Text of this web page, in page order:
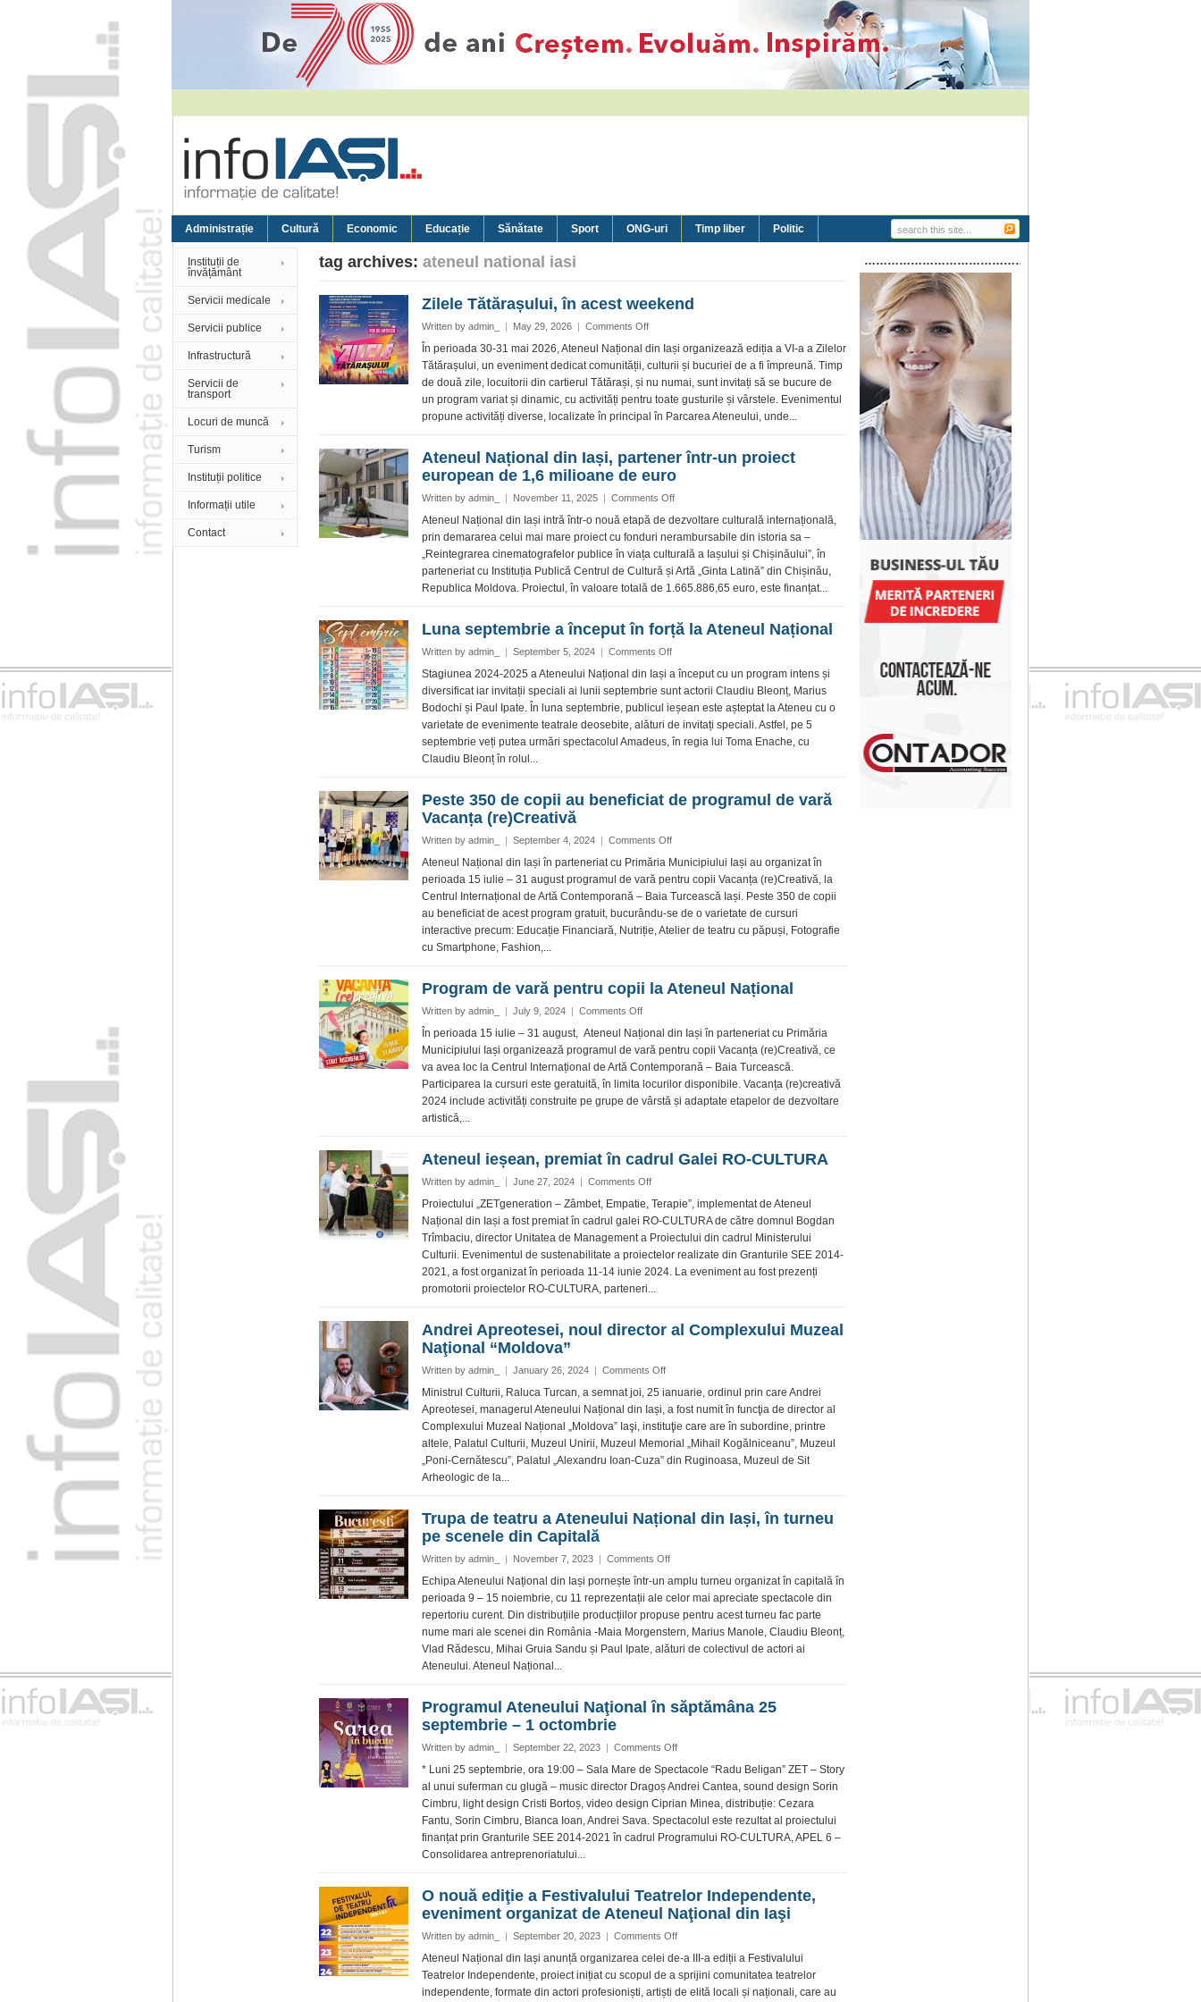
Administrație Cultură Economic Educație Sănătate Sport ONG-uri Timp liber Politic
Instituții de
învățământ
Servicii medicale
Servicii publice
Infrastructură
Servicii de
transport
Locuri de muncă
Turism
Instituții politice
Informații utile
Contact
tag archives: ateneul national iasi
Zilele Tătărașului, în acest weekend
Written by admin_ | May 29, 2026 | Comments Offon
Tătărașului,
în
acest
weekend
În perioada 30-31 mai 2026, Ateneul Național din Iași organizează ediția a VI-a a Zilelor
Tătărașului, un eveniment dedicat comunității, culturii și bucuriei de a fi împreună. Timp
de două zile, locuitorii din cartierul Tătărași, și nu numai, sunt invitați să se bucure de
un program variat și dinamic, cu activități pentru toate gusturile și vârstele. Evenimentul
propune activități diverse, localizate în principal în Parcarea Ateneului, unde...
Ateneul Național din Iași, partener într-un proiect
european de 1,6 milioane de euro
Written by admin_ | November 11, 2025 | Comments Offon
Național
din
Iași,
partener
într-
european
milioane
de
euro
Ateneul Național din Iași intră într-o nouă etapă de dezvoltare culturală internațională,
prin demararea celui mai mare proiect cu fonduri nerambursabile din istoria sa –
„Reintegrarea cinematografelor publice în viața culturală a Iașului și Chișinăului”, în
parteneriat cu Instituția Publică Centrul de Cultură și Artă „Ginta Latină” din Chișinău,
Republica Moldova. Proiectul, în valoare totală de 1.665.886,65 euro, este finanțat...
Luna septembrie a început în forță la Ateneul Național
Written by admin_ | September 5, 2024 | Comments Offon
septembrie
a
început
în
forță
Stagiunea 2024-2025 a Ateneului Național din Iași a început cu un program intens și
diversificat iar invitații speciali ai lunii septembrie sunt actorii Claudiu Bleonț, Marius
Bodochi și Paul Ipate. În luna septembrie, publicul ieșean este așteptat la Ateneu cu o
varietate de evenimente teatrale deosebite, alături de invitați speciali. Astfel, pe 5
septembrie veți putea urmări spectacolul Amadeus, în regia lui Toma Enache, cu
Claudiu Bleonț în rolul...
Peste 350 de copii au beneficiat de programul de vară
Vacanța (re)Creativă
Written by admin_ | September 4, 2024 | Comments Offon
350
de
copii
au
beneficiat
vară
Ateneul Național din Iași în parteneriat cu Primăria Municipiului Iași au organizat în
perioada 15 iulie – 31 august programul de vară pentru copii Vacanța (re)Creativă, la
Centrul Internațional de Artă Contemporană – Baia Turcească Iași. Peste 350 de copii
au beneficiat de acest program gratuit, bucurându-se de o varietate de cursuri
interactive precum: Educație Financiară, Nutriție, Atelier de teatru cu păpuși, Fotografie
cu Smartphone, Fashion,...
Program de vară pentru copii la Ateneul Național
Written by admin_ | July 9, 2024 | Comments Offon
de
vară
pentru
copii
la
În perioada 15 iulie – 31 august, Ateneul Național din Iași în parteneriat cu Primăria
Municipiului Iași organizează programul de vară pentru copii Vacanța (re)Creativă, ce
va avea loc la Centrul Internațional de Artă Contemporană – Baia Turcească.
Participarea la cursuri este geratuită, în limita locurilor disponibile. Vacanța (re)creativă
2024 include activități construite pe grupe de vârstă și adaptate etapelor de dezvoltare
artistică,...
Ateneul ieșean, premiat în cadrul Galei RO-CULTURA
Written by admin_ | June 27, 2024 | Comments Offon
ieșean,
premiat
în
cadrul
Galei
Proiectului „ZETgeneration – Zâmbet, Empatie, Terapie”, implementat de Ateneul
Național din Iași a fost premiat în cadrul galei RO-CULTURA de către domnul Bogdan
Trîmbaciu, director Unitatea de Management a Proiectului din cadrul Ministerului
Culturii. Evenimentul de sustenabilitate a proiectelor realizate din Granturile SEE 2014-
2021, a fost organizat în perioada 11-14 iunie 2024. La eveniment au fost prezenți
promotorii proiectelor RO-CULTURA, parteneri...
Andrei Apreotesei, noul director al Complexului Muzeal
Naţional “Moldova”
Written by admin_ | January 26, 2024 | Comments Offon
Apreotesei,
noul
director
al
Complexului
Ministrul Culturii, Raluca Turcan, a semnat joi, 25 ianuarie, ordinul prin care Andrei
Apreotesei, managerul Ateneului Național din Iași, a fost numit în funcţia de director al
Complexului Muzeal Național „Moldova” Iaşi, instituţie care are în subordine, printre
altele, Palatul Culturii, Muzeul Unirii, Muzeul Memorial „Mihail Kogălniceanu”, Muzeul
„Poni-Cernătescu”, Palatul „Alexandru Ioan-Cuza” din Ruginoasa, Muzeul de Sit
Arheologic de la...
Trupa de teatru a Ateneului Național din Iași, în turneu
pe scenele din Capitală
Written by admin_ | November 7, 2023 | Comments Offon
de
teatru
a
Ateneului
Național
turneu
Capitală
Echipa Ateneului Național din Iași pornește într-un amplu turneu organizat în capitală în
perioada 9 – 15 noiembrie, cu 11 reprezentații ale celor mai apreciate spectacole din
repertoriu curent. Din distribuțiile producțiilor propuse pentru acest turneu fac parte
nume mari ale scenei din România -Maia Morgenstern, Marius Manole, Claudiu Bleonț,
Vlad Rădescu, Mihai Gruia Sandu și Paul Ipate, alături de colectivul de actori ai
Ateneului. Ateneul Național...
Programul Ateneului Naţional în săptămâna 25
septembrie – 1 octombrie
Written by admin_ | September 22, 2023 | Comments Offon
Ateneului
Naţional
în
săptămâna
25
octombrie
* Luni 25 septembrie, ora 19:00 – Sala Mare de Spectacole “Radu Beligan” ZET – Story
al unui suferman cu glugă – music director Dragoș Andrei Cantea, sound design Sorin
Cimbru, light design Cristi Bortoș, video design Ciprian Minea, distribuție: Cezara
Fantu, Sorin Cimbru, Bianca Ioan, Andrei Sava. Spectacolul este rezultat al proiectului
finanțat prin Granturile SEE 2014-2021 în cadrul Programului RO-CULTURA, APEL 6 –
Consolidarea antreprenoriatului...
O nouă ediţie a Festivalului Teatrelor Independente,
eveniment organizat de Ateneul Naţional din Iaşi
Written by admin_ | September 20, 2023 | Comments Offon
nouă
ediţie
a
Ateneul Național din Iași anunță organizarea celei de-a III-a ediții a Festivalului
Teatrelor Independente, proiect inițiat cu scopul de a sprijini comunitatea teatrelor
independente, formate din actori profesioniști, artiști de elită locali și naționali, care au
…………………………………………………..